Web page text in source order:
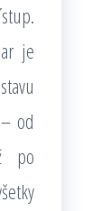
je
od
po